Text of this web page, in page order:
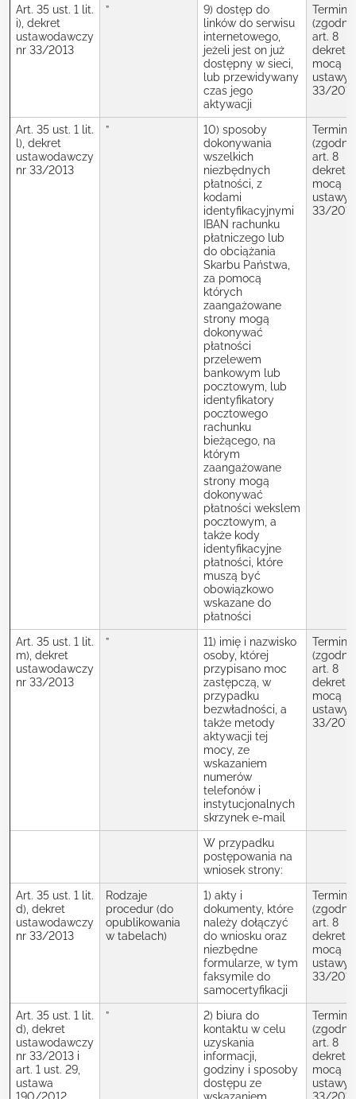
Art. 35 ust. 1 lit.
i), dekret
ustawodawczy
nr 33/2013
”
9) dostęp do
linków do serwisu
internetowego,
jeżeli jest on już
dostępny w sieci,
lub przewidywany
czas jego
aktywacji
art. 8
dekretu
mocą
ustawy
33/
Art. 35 ust. 1 lit.
l), dekret
ustawodawczy
nr 33/2013
”
10) sposoby
dokonywania
wszelkich
niezbędnych
płatności, z
kodami
identyfikacyjnymi
IBAN rachunku
płatniczego lub
do obciążania
Skarbu Państwa,
za pomocą
których
zaangażowane
strony mogą
dokonywać
płatności
przelewem
bankowym lub
pocztowym, lub
identyfikatory
pocztowego
rachunku
bieżącego, na
którym
zaangażowane
strony mogą
dokonywać
płatności wekslem
pocztowym, a
także kody
identyfikacyjne
płatności, które
muszą być
obowiązkowo
wskazane do
płatności
art. 8
dekretu
mocą
ustawy
33/
Art. 35 ust. 1 lit.
m), dekret
ustawodawczy
nr 33/2013
”
11) imię i nazwisko
osoby, której
przypisano moc
zastępczą, w
przypadku
bezwładności, a
także metody
aktywacji tej
mocy, ze
wskazaniem
numerów
telefonów i
instytucjonalnych
skrzynek e-mail
art. 8
dekretu
mocą
ustawy
33/
W przypadku
postępowania na
wniosek strony:
Art. 35 ust. 1 lit.
d), dekret
ustawodawczy
nr 33/2013
Rodzaje
procedur (do
opublikowania
w tabelach)
1) akty i
dokumenty, które
należy dołączyć
do wniosku oraz
niezbędne
formularze, w tym
faksymile do
samocertyfikacji
art. 8
dekretu
mocą
ustawy
33/
Art. 35 ust. 1 lit.
d), dekret
ustawodawczy
nr 33/2013 i
art. 1 ust. 29,
ustawa
”
2) biura do
kontaktu w celu
uzyskania
informacji,
godziny i sposoby
dostępu ze
art. 8
dekretu
mocą
ustawy